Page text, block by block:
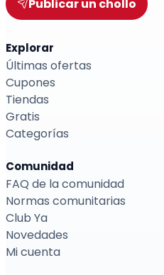
Publicar un chollo
Explorar
Últimas ofertas
Cupones
Tiendas
Gratis
Categorías
Comunidad
FAQ de la comunidad
Normas comunitarias
Club Ya
Novedades
Mi cuenta